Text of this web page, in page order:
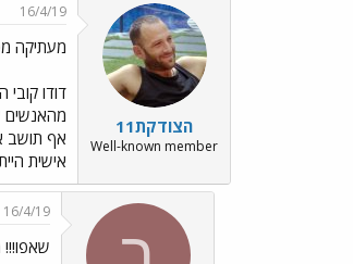
הצודקת11
Well-known member
16/4/19
מעתיקה
דודו
מהאנשים
אף תושב
אישית
16/4/19
שאפו!!!